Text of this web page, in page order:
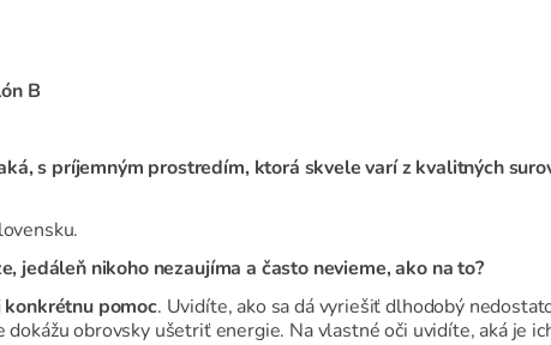
B
s príjemným prostredím, ktorá skvele varí z kvalitných
jedáleň nikoho nezaujíma a často nevieme, ako na to?
pomoc. Uvidíte, ako sa dá vyriešiť dlhodobý
obrovsky ušetriť energie. Na vlastné oči uvidíte, aká je